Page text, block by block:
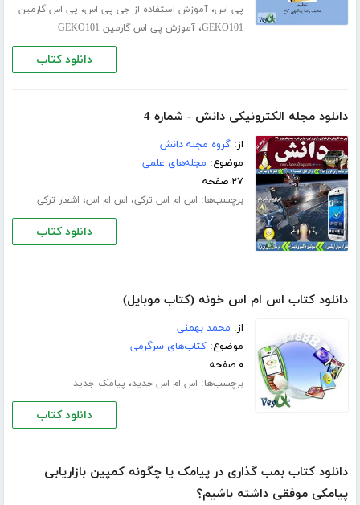
پی اس،آموزش استفاده از جی پی اس، پی اس گارمین
GEKO101،آموزش پی اس گارمین GEKO101
دانلود کتاب
دانلود مجله الکترونیکی دانش - شماره 4
از:گروه مجله دانش
موضوع: مجله‌های علمی
۲۷ صفحه
برچسب‌ها: اس ام اس ترکی، اس ام اس، اشعار ترکی
دانلود کتاب
دانلود کتاب اس ام اس خونه (کتاب موبایل)
از: محمد بهمنی
موضوع:کتاب‌های سرگرمی
۰ صفحه
برچسب‌ها: اس ام اس حدید، پیامک جدید
دانلود کتاب
دانلود کتاب بمب گذاری در پیامک یا چگونه کمپین بازاریابی
پیامکی موفقی داشته باشیم؟